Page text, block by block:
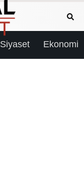
Siyaset Ekonomi